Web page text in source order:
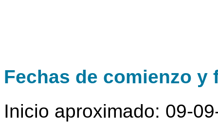
Fechas de comienzo y
Inicio aproximado: 09-